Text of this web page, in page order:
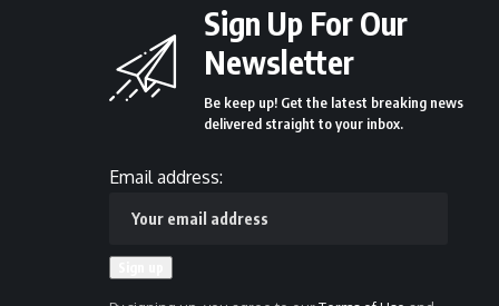
Sign Up For Our
Newsletter
Be keep up! Get the latest breaking news
delivered straight to your inbox.
Email address: